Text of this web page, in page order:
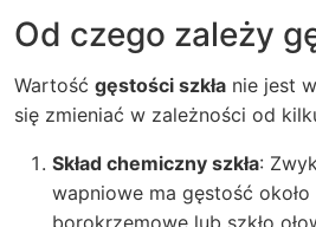
Od czego zależy
Wartość gęstości szkła nie jest
się zmieniać w zależności od
Skład chemiczny szkła:
wapniowe ma gęstość
borokrzemowe lub szkło